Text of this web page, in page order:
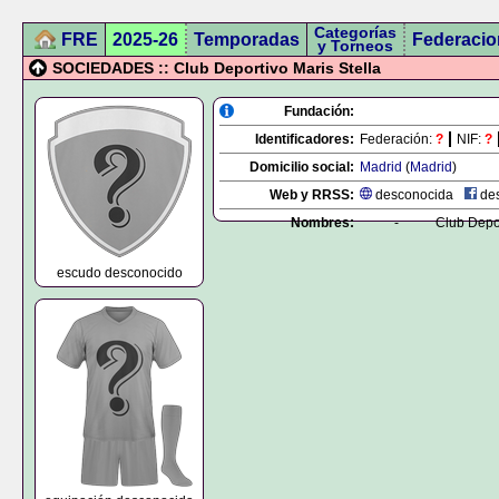
FRE 2025-26 Temporadas Categorías
y Torneos
SOCIEDADES :: Club Deportivo Maris Stella
escudo desconocido
Fundación:
Identificadores: Federación: ? NIF: ?
Domicilio social: Madrid (Madrid)
Web y RRSS:
desconocida
Nombres:
- Club